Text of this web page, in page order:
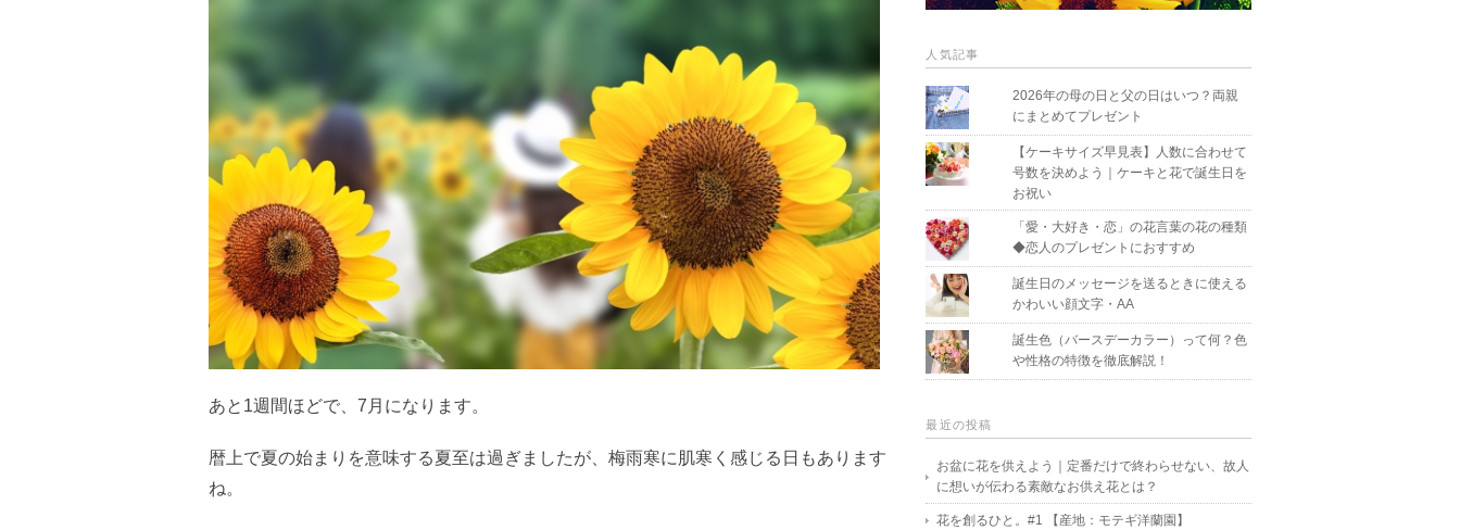
あと1週間ほどで、7月になります。
暦上で夏の始まりを意味する夏至は過ぎましたが、梅雨寒に肌寒く感じる日もあります
ね。
人気記事
2026年の母の日と父の日はいつ？両親
にまとめてプレゼント
【ケーキサイズ早見表】人数に合わせて
号数を決めよう｜ケーキと花で誕生日を
お祝い
「愛・大好き・恋」の花言葉の花の種類
◆恋人のプレゼントにおすすめ
誕生日のメッセージを送るときに使える
かわいい顔文字・AA
誕生色（バースデーカラー）って何？色
や性格の特徴を徹底解説！
最近の投稿
お盆に花を供えよう｜定番だけで終わらせない、故人
に想いが伝わる素敵なお供え花とは？
花を創るひと。#1 【産地：モテギ洋蘭園】